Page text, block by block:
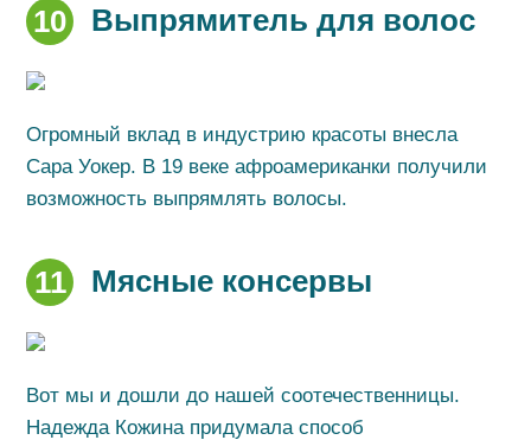
10 Выпрямитель для волос
Огромный вклад в индустрию красоты внесла
Сара Уокер. В 19 веке афроамериканки получили
возможность выпрямлять волосы.
11 Мясные консервы
Вот мы и дошли до нашей соотечественницы.
Надежда Кожина придумала способ